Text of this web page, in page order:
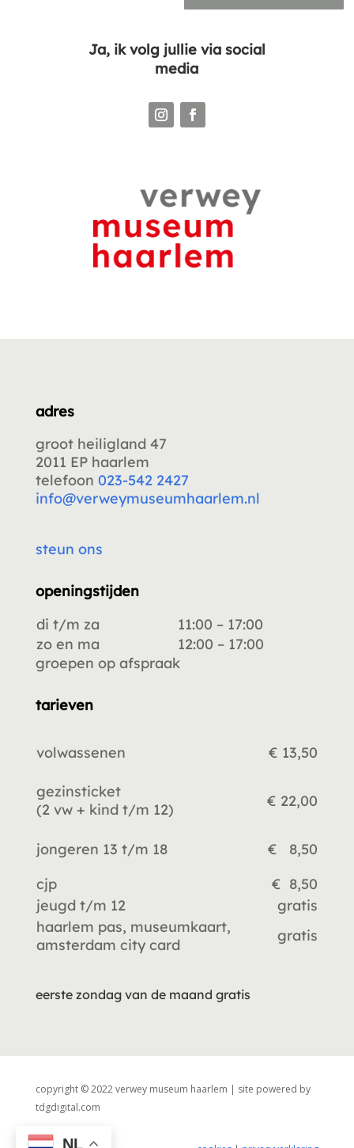
Ja, ik volg jullie via social
media
adres
groot heiligland 47
2011 EP haarlem
telefoon 023-542 2427
info@verweymuseumhaarlem.nl
steun ons
openingstijden
di t/m za
11:00 – 17:00
zo en ma
12:00 – 17:00
groepen op afspraak
tarieven
volwassenen € 13,50
gezinsticket
(2 vw + kind t/m 12) € 22,00
jongeren 13 t/m 18
€ 8,50
cjp
€ 8,50
jeugd t/m 12
gratis
haarlem pas, museumkaart,
amsterdam city card
gratis
eerste zondag van de maand gratis
copyright © 2022 verwey museum haarlem | site powered by
tdgdigital.com
NL